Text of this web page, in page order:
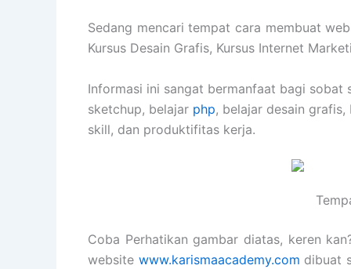
Sedang mencari tempat cara membuat
Kursus Desain Grafis, Kursus Internet
Informasi ini sangat bermanfaat bagi sobat
sketchup, belajar php, belajar desain
skill, dan produktifitas kerja.
Coba Perhatikan gambar diatas, keren
website www.karismaacademy.com dibuat